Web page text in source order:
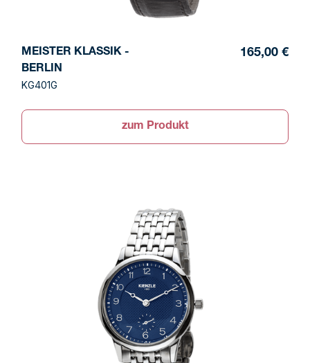
MEISTER KLASSIK -
BERLIN
KG401G
165,00 €
zum Produkt